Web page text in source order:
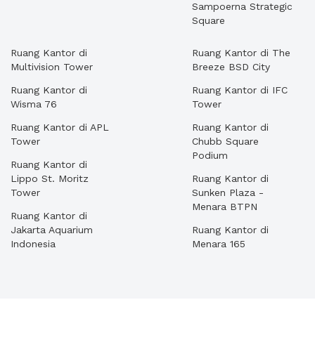
Sampoerna Strategic
Square
Ruang Kantor di
Multivision Tower
Ruang Kantor di
Wisma 76
Ruang Kantor di APL
Tower
Ruang Kantor di
Lippo St. Moritz
Tower
Ruang Kantor di
Jakarta Aquarium
Indonesia
Ruang Kantor di The
Breeze BSD City
Ruang Kantor di IFC
Tower
Ruang Kantor di
Chubb Square
Podium
Ruang Kantor di
Sunken Plaza -
Menara BTPN
Ruang Kantor di
Menara 165